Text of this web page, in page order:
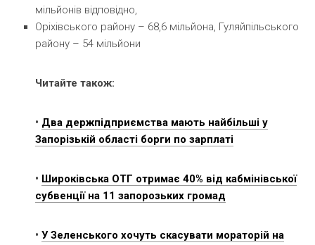
мільйонів відповідно,
Оріхівського району – 68,6 мільйона, Гуляйпільського
району – 54 мільйони
Читайте також:
• Два держпідприємства мають найбільші у
Запорізькій області борги по зарплаті
• Широківська ОТГ отримає 40% від кабмінівської
субвенції на 11 запорозьких громад
• У Зеленського хочуть скасувати мораторій на